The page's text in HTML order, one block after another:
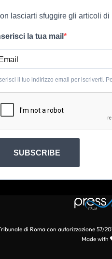
lasciarti sfuggire gli articoli di
la tua mail
il tuo indirizzo email per iscriverti.
SUBSCRIBE
di Roma con autorizzazione 57/
Made with